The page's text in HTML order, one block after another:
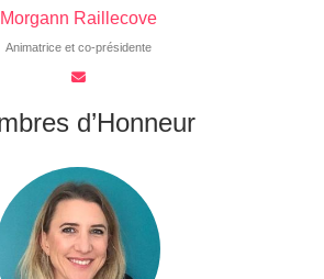
Morgann Raillecove
Animatrice et co-présidente
d’Honneur